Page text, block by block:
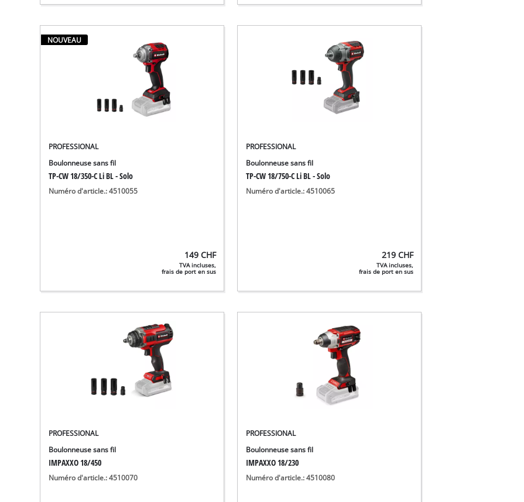
NOUVEAU
PROFESSIONAL
Boulonneuse sans fil
TP-CW 18/350-C Li BL - Solo
Numéro d'article.: 4510055
149 CHF
TVA incluses,
frais de port en sus
PROFESSIONAL
Boulonneuse sans fil
TP-CW 18/750-C Li BL - Solo
Numéro d'article.: 4510065
219 CHF
TVA incluses,
frais de port en sus
PROFESSIONAL
Boulonneuse sans fil
IMPAXXO 18/450
Numéro d'article.: 4510070
PROFESSIONAL
Boulonneuse sans fil
IMPAXXO 18/230
Numéro d'article.: 4510080